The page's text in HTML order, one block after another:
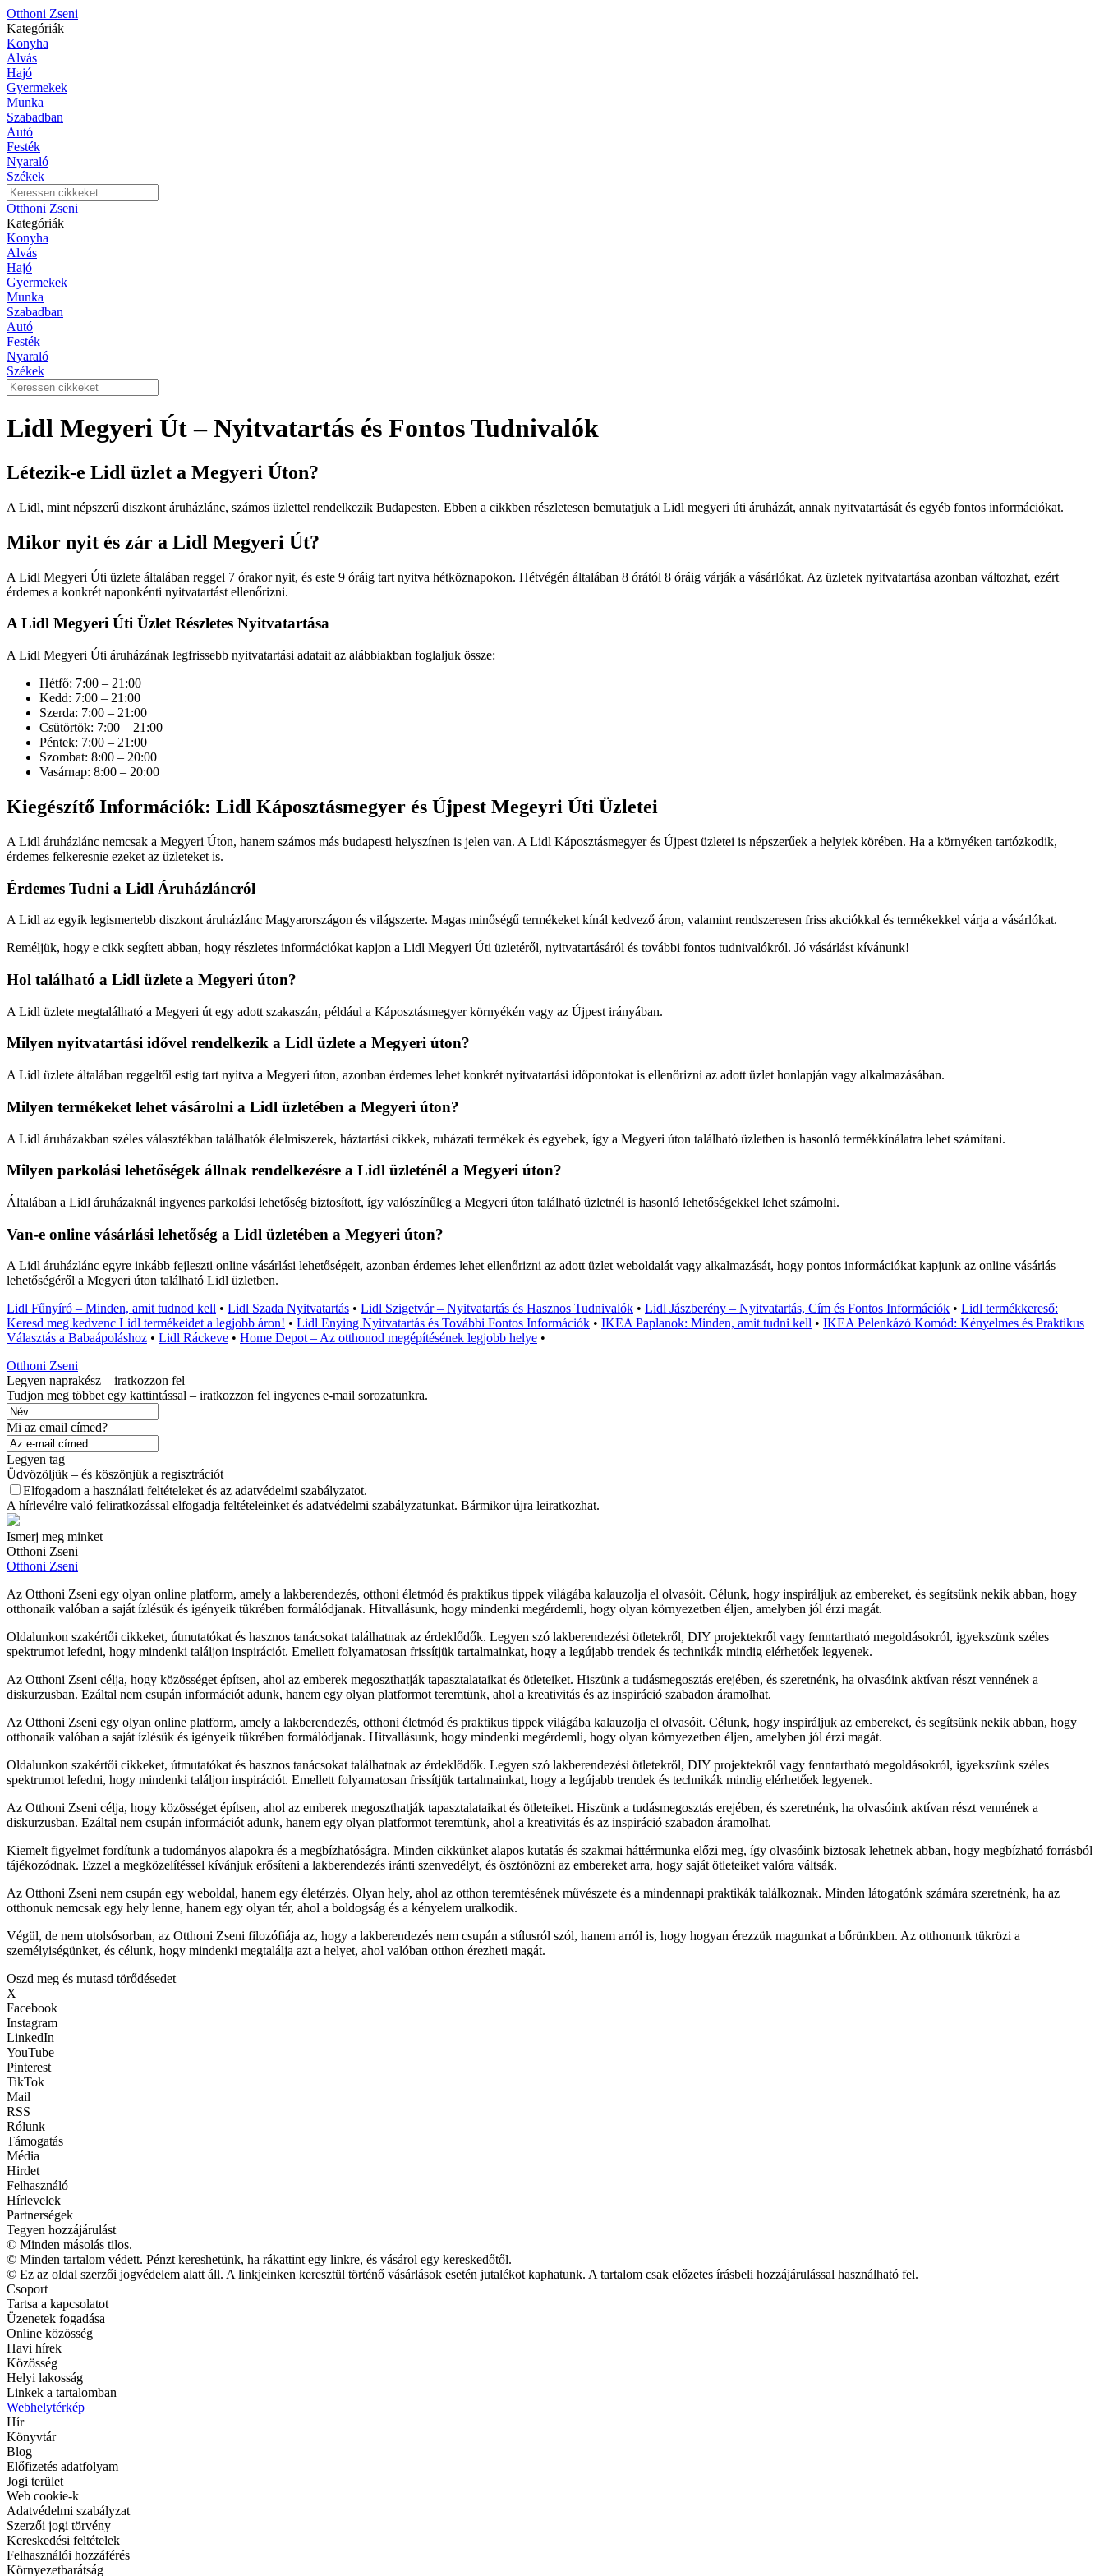
Otthoni Zseni
Kategóriák
Konyha
Alvás
Hajó
Gyermekek
Munka
Szabadban
Autó
Festék
Nyaraló
Székek
Otthoni Zseni
Kategóriák
Konyha
Alvás
Hajó
Gyermekek
Munka
Szabadban
Autó
Festék
Nyaraló
Székek
Lidl Megyeri Út – Nyitvatartás és Fontos Tudnivalók
Létezik-e Lidl üzlet a Megyeri Úton?
A Lidl, mint népszerű diszkont áruházlánc, számos üzlettel rendelkezik Budapesten. Ebben a cikkben részletesen bemutatjuk a Lidl megyeri úti áruházát, annak nyitvatartását és egyéb fontos információkat.
Mikor nyit és zár a Lidl Megyeri Út?
A Lidl Megyeri Úti üzlete általában reggel 7 órakor nyit, és este 9 óráig tart nyitva hétköznapokon. Hétvégén általában 8 órától 8 óráig várják a vásárlókat. Az üzletek nyitvatartása azonban változhat, ezért
érdemes a konkrét naponkénti nyitvatartást ellenőrizni.
A Lidl Megyeri Úti Üzlet Részletes Nyitvatartása
A Lidl Megyeri Úti áruházának legfrissebb nyitvatartási adatait az alábbiakban foglaljuk össze:
Hétfő: 7:00 – 21:00
Kedd: 7:00 – 21:00
Szerda: 7:00 – 21:00
Csütörtök: 7:00 – 21:00
Péntek: 7:00 – 21:00
Szombat: 8:00 – 20:00
Vasárnap: 8:00 – 20:00
Kiegészítő Információk: Lidl Káposztásmegyer és Újpest Megeyri Úti Üzletei
A Lidl áruházlánc nemcsak a Megyeri Úton, hanem számos más budapesti helyszínen is jelen van. A Lidl Káposztásmegyer és Újpest üzletei is népszerűek a helyiek körében. Ha a környéken tartózkodik,
érdemes felkeresnie ezeket az üzleteket is.
Érdemes Tudni a Lidl Áruházláncról
A Lidl az egyik legismertebb diszkont áruházlánc Magyarországon és világszerte. Magas minőségű termékeket kínál kedvező áron, valamint rendszeresen friss akciókkal és termékekkel várja a vásárlókat.
Reméljük, hogy e cikk segített abban, hogy részletes információkat kapjon a Lidl Megyeri Úti üzletéről, nyitvatartásáról és további fontos tudnivalókról. Jó vásárlást kívánunk!
Hol található a Lidl üzlete a Megyeri úton?
A Lidl üzlete megtalálható a Megyeri út egy adott szakaszán, például a Káposztásmegyer környékén vagy az Újpest irányában.
Milyen nyitvatartási idővel rendelkezik a Lidl üzlete a Megyeri úton?
A Lidl üzlete általában reggeltől estig tart nyitva a Megyeri úton, azonban érdemes lehet konkrét nyitvatartási időpontokat is ellenőrizni az adott üzlet honlapján vagy alkalmazásában.
Milyen termékeket lehet vásárolni a Lidl üzletében a Megyeri úton?
A Lidl áruházakban széles választékban találhatók élelmiszerek, háztartási cikkek, ruházati termékek és egyebek, így a Megyeri úton található üzletben is hasonló termékkínálatra lehet számítani.
Milyen parkolási lehetőségek állnak rendelkezésre a Lidl üzleténél a Megyeri úton?
Általában a Lidl áruházaknál ingyenes parkolási lehetőség biztosított, így valószínűleg a Megyeri úton található üzletnél is hasonló lehetőségekkel lehet számolni.
Van-e online vásárlási lehetőség a Lidl üzletében a Megyeri úton?
A Lidl áruházlánc egyre inkább fejleszti online vásárlási lehetőségeit, azonban érdemes lehet ellenőrizni az adott üzlet weboldalát vagy alkalmazását, hogy pontos információkat kapjunk az online vásárlás
lehetőségéről a Megyeri úton található Lidl üzletben.
Lidl Fűnyíró – Minden, amit tudnod kell • Lidl Szada Nyitvatartás • Lidl Szigetvár – Nyitvatartás és Hasznos Tudnivalók • Lidl Jászberény – Nyitvatartás, Cím és Fontos Információk • Lidl termékkereső:
Keresd meg kedvenc Lidl termékeidet a legjobb áron! • Lidl Enying Nyitvatartás és További Fontos Információk • IKEA Paplanok: Minden, amit tudni kell • IKEA Pelenkázó Komód: Kényelmes és Praktikus
Választás a Babaápoláshoz • Lidl Ráckeve • Home Depot – Az otthonod megépítésének legjobb helye •
Otthoni Zseni
Legyen naprakész – iratkozzon fel
Tudjon meg többet egy kattintással – iratkozzon fel ingyenes e-mail sorozatunkra.
Mi az email címed?
Legyen tag
Üdvözöljük – és köszönjük a regisztrációt
Elfogadom a használati feltételeket és az adatvédelmi szabályzatot.
A hírlevélre való feliratkozással elfogadja feltételeinket és adatvédelmi szabályzatunkat. Bármikor újra leiratkozhat.
Ismerj meg minket
Otthoni Zseni
Otthoni Zseni
Az Otthoni Zseni egy olyan online platform, amely a lakberendezés, otthoni életmód és praktikus tippek világába kalauzolja el olvasóit. Célunk, hogy inspiráljuk az embereket, és segítsünk nekik abban, hogy
otthonaik valóban a saját ízlésük és igényeik tükrében formálódjanak. Hitvallásunk, hogy mindenki megérdemli, hogy olyan környezetben éljen, amelyben jól érzi magát.
Oldalunkon szakértői cikkeket, útmutatókat és hasznos tanácsokat találhatnak az érdeklődők. Legyen szó lakberendezési ötletekről, DIY projektekről vagy fenntartható megoldásokról, igyekszünk széles
spektrumot lefedni, hogy mindenki találjon inspirációt. Emellett folyamatosan frissítjük tartalmainkat, hogy a legújabb trendek és technikák mindig elérhetőek legyenek.
Az Otthoni Zseni célja, hogy közösséget építsen, ahol az emberek megoszthatják tapasztalataikat és ötleteiket. Hiszünk a tudásmegosztás erejében, és szeretnénk, ha olvasóink aktívan részt vennének a
diskurzusban. Ezáltal nem csupán információt adunk, hanem egy olyan platformot teremtünk, ahol a kreativitás és az inspiráció szabadon áramolhat.
Az Otthoni Zseni egy olyan online platform, amely a lakberendezés, otthoni életmód és praktikus tippek világába kalauzolja el olvasóit. Célunk, hogy inspiráljuk az embereket, és segítsünk nekik abban, hogy
otthonaik valóban a saját ízlésük és igényeik tükrében formálódjanak. Hitvallásunk, hogy mindenki megérdemli, hogy olyan környezetben éljen, amelyben jól érzi magát.
Oldalunkon szakértői cikkeket, útmutatókat és hasznos tanácsokat találhatnak az érdeklődők. Legyen szó lakberendezési ötletekről, DIY projektekről vagy fenntartható megoldásokról, igyekszünk széles
spektrumot lefedni, hogy mindenki találjon inspirációt. Emellett folyamatosan frissítjük tartalmainkat, hogy a legújabb trendek és technikák mindig elérhetőek legyenek.
Az Otthoni Zseni célja, hogy közösséget építsen, ahol az emberek megoszthatják tapasztalataikat és ötleteiket. Hiszünk a tudásmegosztás erejében, és szeretnénk, ha olvasóink aktívan részt vennének a
diskurzusban. Ezáltal nem csupán információt adunk, hanem egy olyan platformot teremtünk, ahol a kreativitás és az inspiráció szabadon áramolhat.
Kiemelt figyelmet fordítunk a tudományos alapokra és a megbízhatóságra. Minden cikkünket alapos kutatás és szakmai háttérmunka előzi meg, így olvasóink biztosak lehetnek abban, hogy megbízható forrásból
tájékozódnak. Ezzel a megközelítéssel kívánjuk erősíteni a lakberendezés iránti szenvedélyt, és ösztönözni az embereket arra, hogy saját ötleteiket valóra váltsák.
Az Otthoni Zseni nem csupán egy weboldal, hanem egy életérzés. Olyan hely, ahol az otthon teremtésének művészete és a mindennapi praktikák találkoznak. Minden látogatónk számára szeretnénk, ha az
otthonuk nemcsak egy hely lenne, hanem egy olyan tér, ahol a boldogság és a kényelem uralkodik.
Végül, de nem utolsósorban, az Otthoni Zseni filozófiája az, hogy a lakberendezés nem csupán a stílusról szól, hanem arról is, hogy hogyan érezzük magunkat a bőrünkben. Az otthonunk tükrözi a
személyiségünket, és célunk, hogy mindenki megtalálja azt a helyet, ahol valóban otthon érezheti magát.
Oszd meg és mutasd törődésedet
X
Facebook
Instagram
LinkedIn
YouTube
Pinterest
TikTok
Mail
RSS
Rólunk
Támogatás
Média
Hirdet
Felhasználó
Hírlevelek
Partnerségek
Tegyen hozzájárulást
© Minden másolás tilos.
© Minden tartalom védett. Pénzt kereshetünk, ha rákattint egy linkre, és vásárol egy kereskedőtől.
© Ez az oldal szerzői jogvédelem alatt áll. A linkjeinken keresztül történő vásárlások esetén jutalékot kaphatunk. A tartalom csak előzetes írásbeli hozzájárulással használható fel.
Csoport
Tartsa a kapcsolatot
Üzenetek fogadása
Online közösség
Havi hírek
Közösség
Helyi lakosság
Linkek a tartalomban
Webhelytérkép
Hír
Könyvtár
Blog
Előfizetés adatfolyam
Jogi terület
Web cookie-k
Adatvédelmi szabályzat
Szerzői jogi törvény
Kereskedési feltételek
Felhasználói hozzáférés
Környezetbarátság